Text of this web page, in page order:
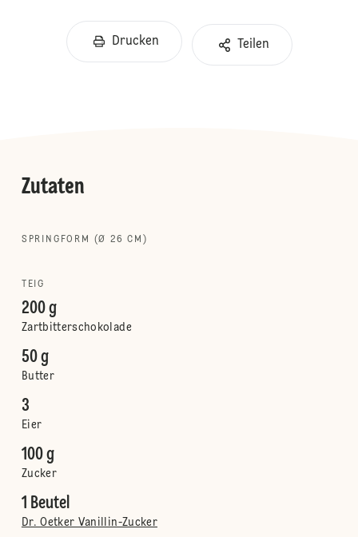
Drucken Teilen
Zutaten
SPRINGFORM (Ø 26 CM)
TEIG
200 g
Zartbitterschokolade
50 g
Butter
3
Eier
100 g
Zucker
1 Beutel
Dr. Oetker Vanillin-Zucker